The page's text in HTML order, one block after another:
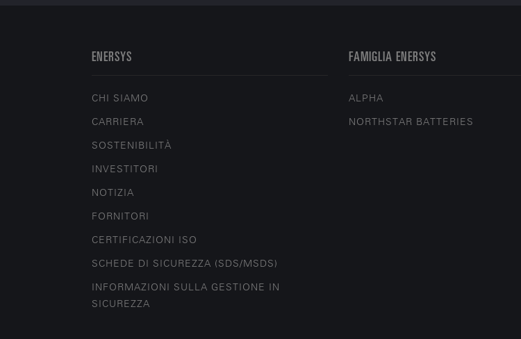
ENERSYS
CHI SIAMO
CARRIERA
SOSTENIBILITÀ
INVESTITORI
NOTIZIA
FORNITORI
CERTIFICAZIONI ISO
SCHEDE DI SICUREZZA (SDS/MSDS)
INFORMAZIONI SULLA GESTIONE IN
SICUREZZA
FAMIGLIA ENERSYS
ALPHA
NORTHSTAR BATTERIES